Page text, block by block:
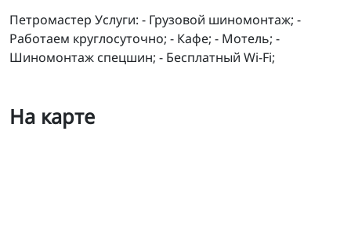
Петромастер Услуги: - Грузовой шиномонтаж; -
Работаем круглосуточно; - Кафе; - Мотель; -
Шиномонтаж спецшин; - Бесплатный Wi-Fi;
На карте